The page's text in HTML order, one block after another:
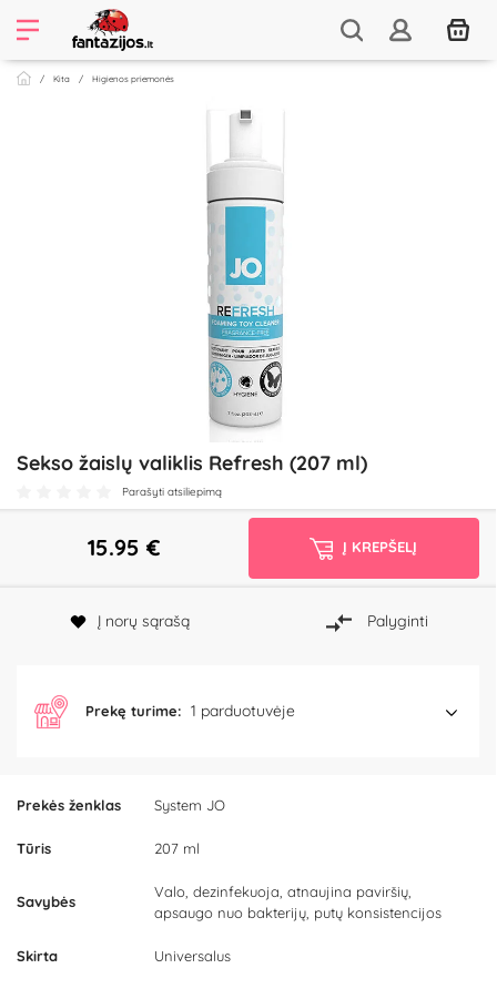
Kita Higienos priemonės
Sekso žaislų valiklis Refresh (207 ml)
Parašyti atsiliepimą
Prekės ženklas System JO
Tūris 207 ml
Savybės
Valo, dezinfekuoja, atnaujina paviršių,
apsaugo nuo bakterijų, putų konsistencijos
Skirta Universalus
15.95 € Į KREPŠELĮ
Į norų sąrašą Palyginti
Prekę turime: 1 parduotuvėje